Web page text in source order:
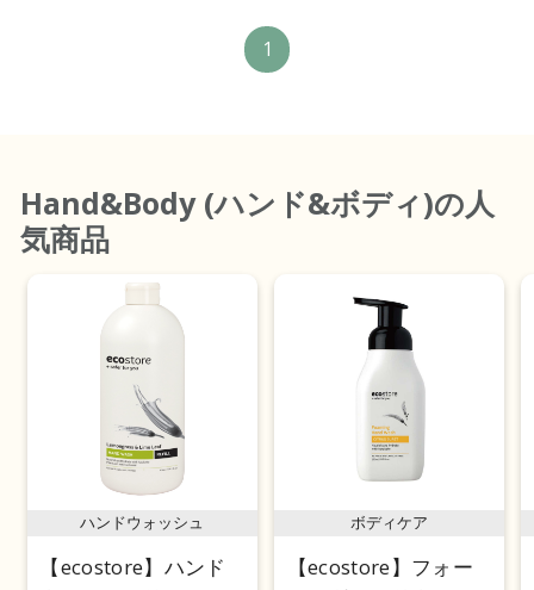
1
Hand&Body (ハンド&ボディ)の人
気商品
ハンドウォッシュ
【ecostore】ハンド
ボディケア
【ecostore】フォー